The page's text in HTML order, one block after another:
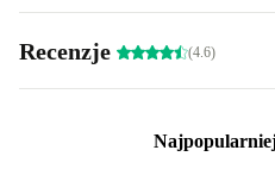
Recenzje (4.6)